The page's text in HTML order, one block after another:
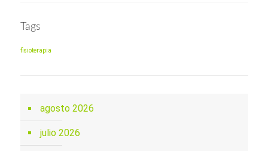
Tags
fisioterapia
agosto 2026
julio 2026